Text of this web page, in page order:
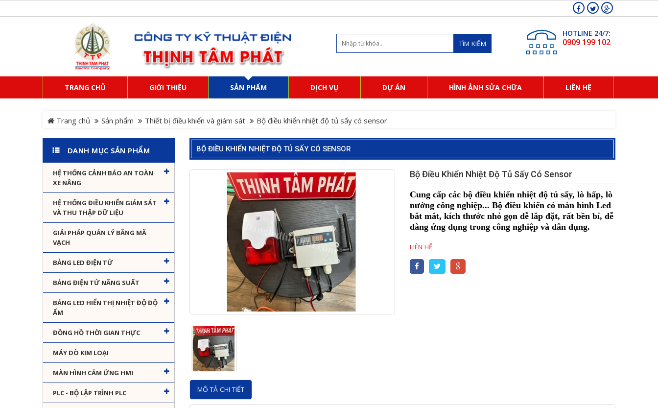
TÌM KIẾM
HOTLINE 24/7:
0909 199 102
TRANG CHỦ GIỚI THIỆU SẢN PHẨM DỊCH VỤ DỰ ÁN HÌNH ẢNH SỬA CHỮA LIÊN HỆ
Trang chủ Sản phẩm Thiết bị điều khiển và giám sát Bộ điều khiển nhiệt độ tủ sấy có sensor
DANH MỤC SẢN PHẨM
HỆ THỐNG CẢNH BÁO AN TOÀN
XE NÂNG
HỆ THỐNG ĐIỀU KHIỂN GIÁM SÁT
VÀ THU THẬP DỮ LIỆU
GIẢI PHÁP QUẢN LÝ BẰNG MÃ
VẠCH
BẢNG LED ĐIỆN TỬ
BẢNG ĐIỆN TỬ NĂNG SUẤT
BẢNG LED HIỂN THỊ NHIỆT ĐỘ ĐỘ
ẨM
ĐỒNG HỒ THỜI GIAN THỰC
MÁY DÒ KIM LOẠI
MÀN HÌNH CẢM ỨNG HMI
PLC - BỘ LẬP TRÌNH PLC
BỘ ĐIỀU KHIỂN NHIỆT ĐỘ TỦ SẤY CÓ SENSOR
Bộ Điều Khiển Nhiệt Độ Tủ Sấy Có Sensor
Cung cấp các bộ điều khiển nhiệt độ tủ sấy, lò hấp, lò
nướng công nghiệp... Bộ điều khiển có màn hình Led
bắt mắt, kích thước nhỏ gọn dễ lắp đặt, rất bền bỉ, dễ
dàng ứng dụng trong công nghiệp và dân dụng.
LIÊN HỆ
MÔ TẢ CHI TIẾT